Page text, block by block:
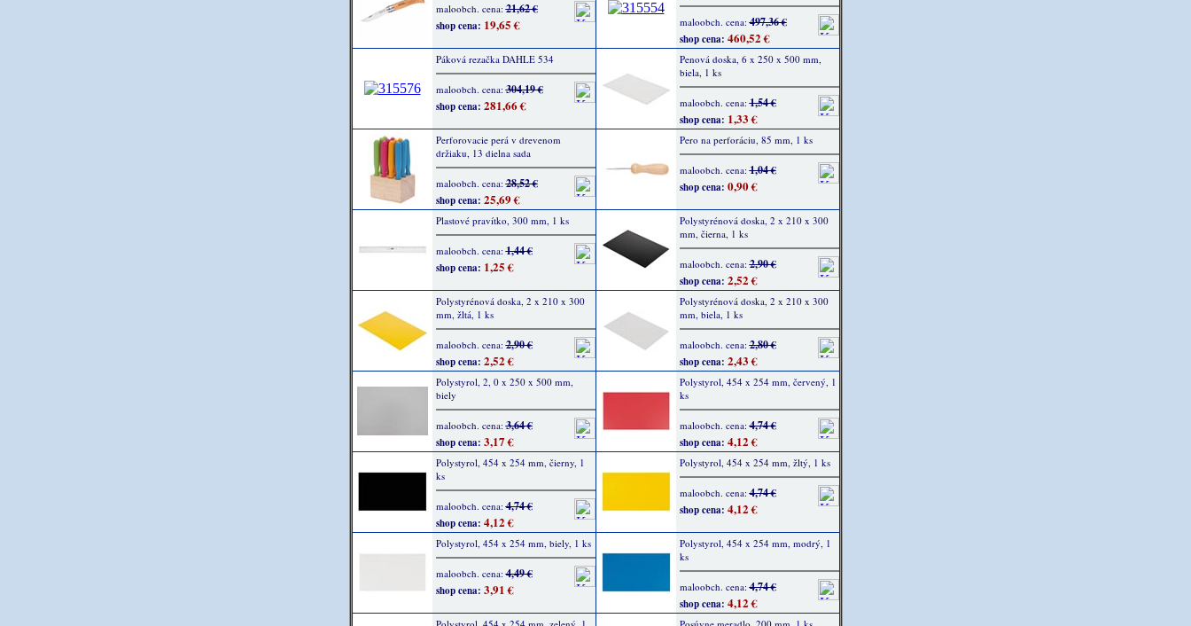
maloobch. cena:21,62 €
shop cena: 19,65 € maloobch. cena:497,36 €
shop cena: 460,52 €
Páková rezačka DAHLE 534
maloobch. cena:304,19 €
shop cena: 281,66 €
Penová doska, 6 x 250 x 500 mm,
biela, 1 ks
maloobch. cena:1,54 €
shop cena: 1,33 €
Perforovacie perá v drevenom
držiaku, 13 dielna sada
maloobch. cena:28,52 €
shop cena: 25,69 €
Pero na perforáciu, 85 mm, 1 ks
maloobch. cena:1,04 €
shop cena: 0,90 €
Plastové pravítko, 300 mm, 1 ks
maloobch. cena:1,44 €
shop cena: 1,25 €
Polystyrénová doska, 2 x 210 x 300
mm, čierna, 1 ks
maloobch. cena:2,90 €
shop cena: 2,52 €
Polystyrénová doska, 2 x 210 x 300
mm, žltá, 1 ks
maloobch. cena:2,90 €
shop cena: 2,52 €
Polystyrénová doska, 2 x 210 x 300
mm, biela, 1 ks
maloobch. cena:2,80 €
shop cena: 2,43 €
Polystyrol, 2, 0 x 250 x 500 mm,
biely
maloobch. cena:3,64 €
shop cena: 3,17 €
Polystyrol, 454 x 254 mm, červený, 1
ks
maloobch. cena:4,74 €
shop cena: 4,12 €
Polystyrol, 454 x 254 mm, čierny, 1
ks
maloobch. cena:4,74 €
shop cena: 4,12 €
Polystyrol, 454 x 254 mm, žltý, 1 ks
maloobch. cena:4,74 €
shop cena: 4,12 €
Polystyrol, 454 x 254 mm, biely, 1 ks
maloobch. cena:4,49 €
shop cena: 3,91 €
Polystyrol, 454 x 254 mm, modrý, 1
ks
maloobch. cena:4,74 €
shop cena: 4,12 €